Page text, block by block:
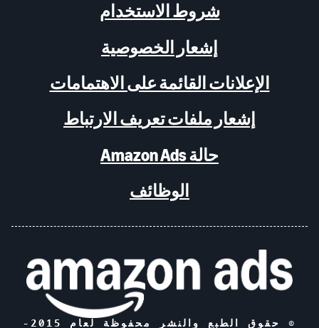
شروط الاستخدام
إشعار الخصوصية
الإعلانات القائمة على الاهتمامات
إشعار ملفات تعريف الارتباط
حالة Amazon Ads
الوظائف
© حقوق الطبع والنشر محفوظة لعام 2015-